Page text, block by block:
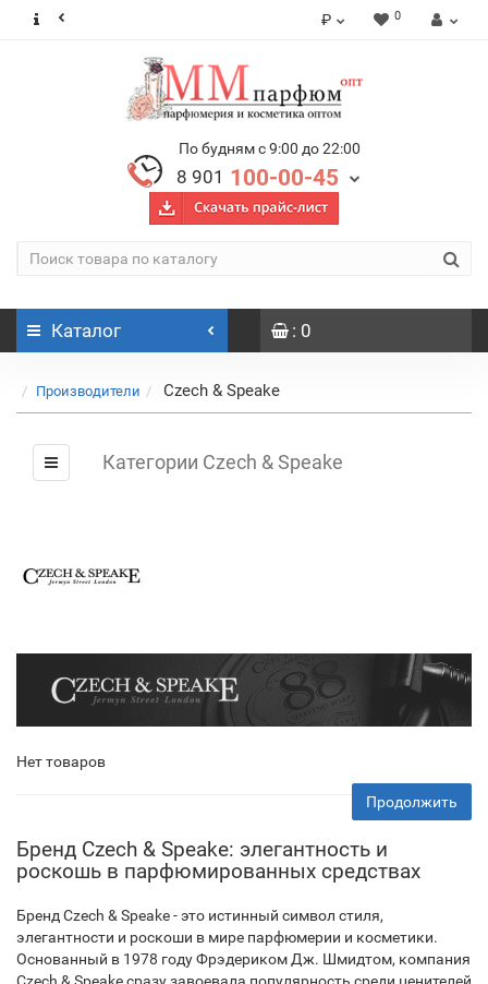
₽ 0
По будням с 9:00 до 22:00
8 901 100-00-45
Каталог : 0
Производители Czech & Speake
Категории Czech & Speake
Нет товаров
Продолжить
Бренд Czech & Speake: элегантность и
роскошь в парфюмированных средствах
Бренд Czech & Speake - это истинный символ стиля,
элегантности и роскоши в мире парфюмерии и косметики.
Основанный в 1978 году Фрэдериком Дж. Шмидтом, компания